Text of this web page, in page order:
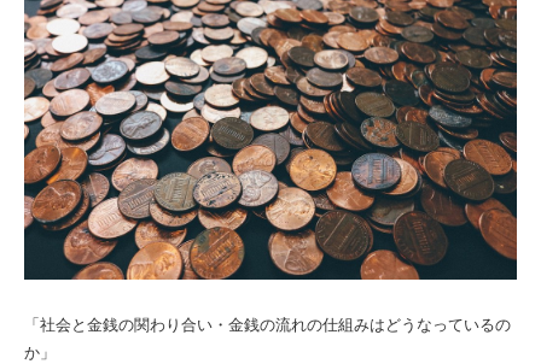
「社会と金銭の関わり合い・金銭の流れの仕組みはどうなっているの
か」